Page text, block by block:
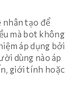
nhân tạo để
mà bot không
áp dụng bởi
dùng nào áp
giới tính hoặc